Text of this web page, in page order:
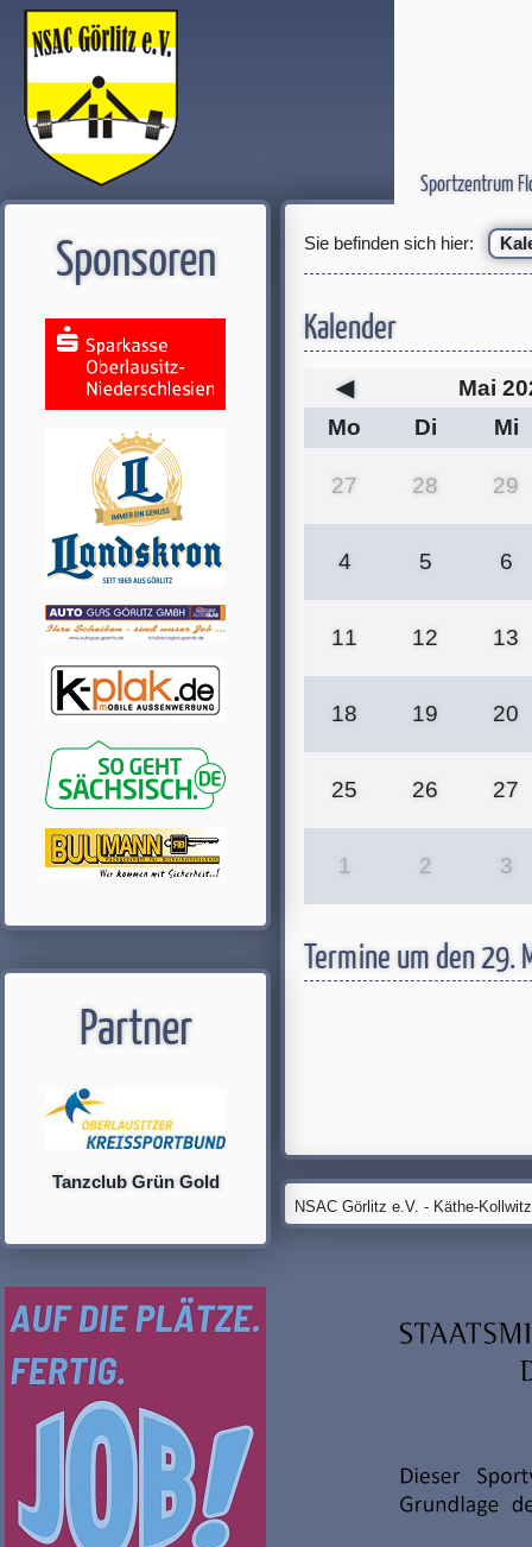
Sportzentrum
Sie befinden sich hier:
Kalender
◀
Mai
Mo
Di Mi
27 28 29
4 5 6
11 12 13
18 19 20
25 26 27
1 2 3
Termine um den 29.
NSAC Görlitz e.V. - Käthe-
Sponsoren
Partner
Tanzclub Grün Gold